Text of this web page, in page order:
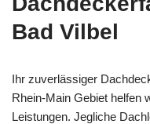
Bad Vilbel
Ihr zuverlässiger
Rhein-Main Gebiet helfen
Leistungen. Jegliche